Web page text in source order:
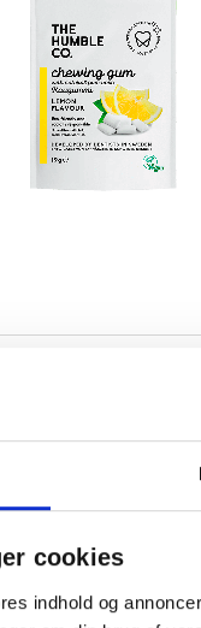
cookies
indhold og
ekstrakt